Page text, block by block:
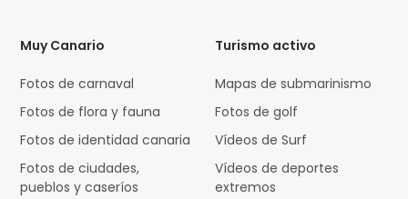
Muy Canario
Fotos de carnaval
Fotos de flora y fauna
Fotos de identidad canaria
Fotos de ciudades,
pueblos y caseríos
Turismo activo
Mapas de submarinismo
Fotos de golf
Vídeos de Surf
Vídeos de deportes
extremos